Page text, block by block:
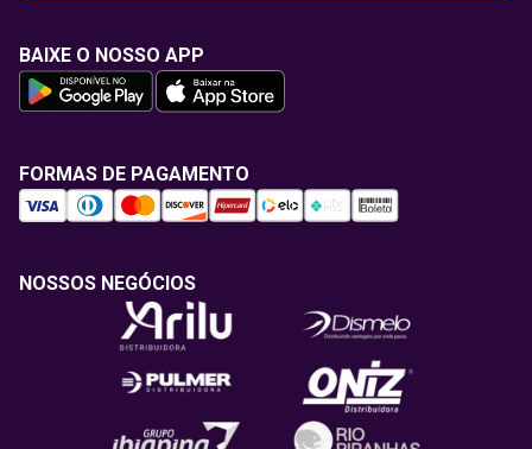
BAIXE O NOSSO APP
FORMAS DE PAGAMENTO
NOSSOS NEGÓCIOS